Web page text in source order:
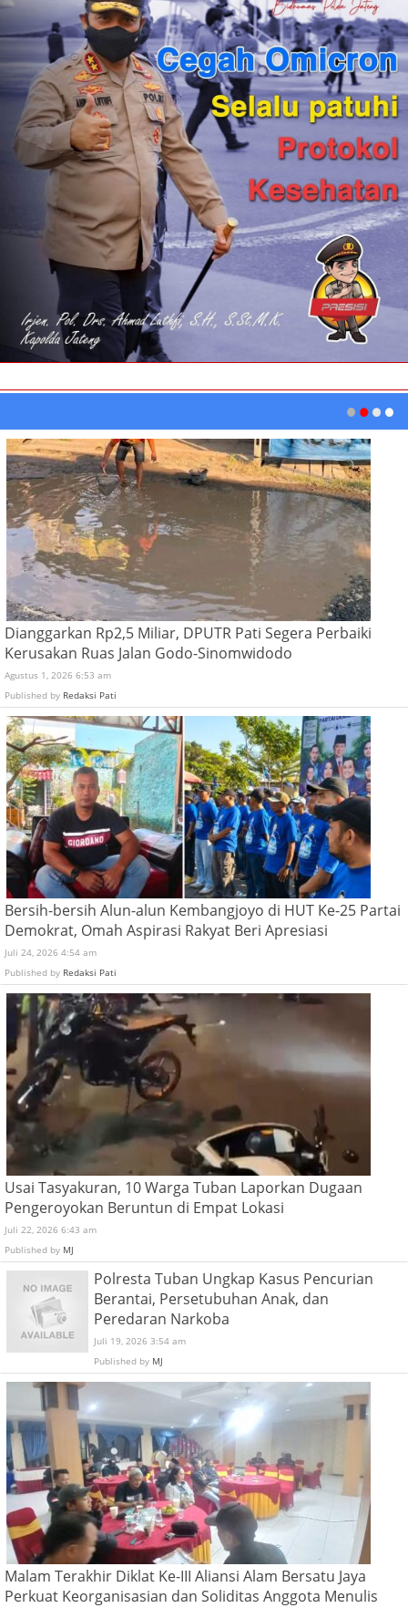
Dianggarkan Rp2,5 Miliar, DPUTR Pati Segera Perbaiki
Kerusakan Ruas Jalan Godo-Sinomwidodo
Agustus 1, 2026 6:53 am
Published by Redaksi Pati
Bersih-bersih Alun-alun Kembangjoyo di HUT Ke-25 Partai
Demokrat, Omah Aspirasi Rakyat Beri Apresiasi
Juli 24, 2026 4:54 am
Published by Redaksi Pati
Usai Tasyakuran, 10 Warga Tuban Laporkan Dugaan
Pengeroyokan Beruntun di Empat Lokasi
Juli 22, 2026 6:43 am
Published by MJ
Polresta Tuban Ungkap Kasus Pencurian
Berantai, Persetubuhan Anak, dan
Peredaran Narkoba
Juli 19, 2026 3:54 am
Published by MJ
Malam Terakhir Diklat Ke-III Aliansi Alam Bersatu Jaya
Perkuat Keorganisasian dan Soliditas Anggota Menulis